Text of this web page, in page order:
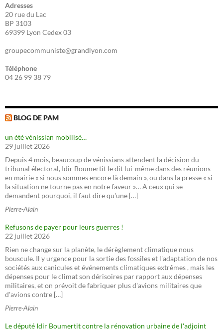
Adresses
20 rue du Lac
BP 3103
69399 Lyon Cedex 03
groupecommuniste@grandlyon.com
Téléphone
04 26 99 38 79
BLOG DE PAM
un été vénissian mobilisé…
29 juillet 2026
Depuis 4 mois, beaucoup de vénissians attendent la décision du
tribunal électoral, Idir Boumertit le dit lui-même dans des réunions
en mairie « si nous sommes encore là demain », ou dans la presse « si
la situation ne tourne pas en notre faveur »… A ceux qui se
demandent pourquoi, il faut dire qu'une […]
Pierre-Alain
Refusons de payer pour leurs guerres !
22 juillet 2026
Rien ne change sur la planète, le dérèglement climatique nous
bouscule. Il y urgence pour la sortie des fossiles et l'adaptation de nos
sociétés aux canicules et événements climatiques extrêmes , mais les
dépenses pour le climat son dérisoires par rapport aux dépenses
militaires, et on prévoit de fabriquer plus d'avions militaires que
d'avions contre […]
Pierre-Alain
Le député Idir Boumertit contre la rénovation urbaine de l'adjoint